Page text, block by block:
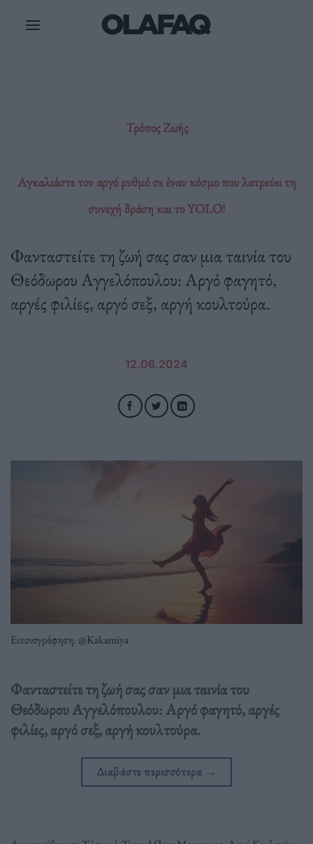
Τρόπος Ζωής
Αγκαλιάστε τον αργό ρυθμό σε έναν κόσμο που λατρεύει τη
συνεχή δράση και το YOLO!
Φανταστείτε τη ζωή σας σαν μια ταινία του
Θεόδωρου Αγγελόπουλου: Αργό φαγητό,
αργές φιλίες, αργό σεξ, αργή κουλτούρα.
12.06.2024
Εικονογράφηση: @Kakamiya
Φανταστείτε τη ζωή σας σαν μια ταινία του
Θεόδωρου Αγγελόπουλου: Αργό φαγητό, αργές
φιλίες, αργό σεξ, αργή κουλτούρα.
Διαβάστε περισσότερα →